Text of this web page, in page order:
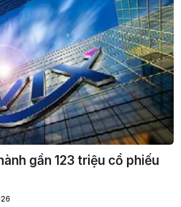
gần 123 triệu cổ phiếu